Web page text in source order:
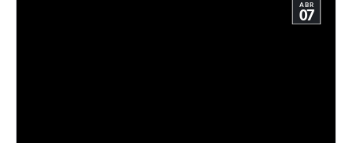
ABR
07